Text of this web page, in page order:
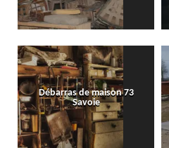
Débarras de maison 73
Savoie